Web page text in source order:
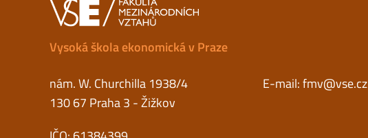
Vysoká škola ekonomická v Praze
nám. W. Churchilla 1938/4
130 67 Praha 3 - Žižkov
E-mail:fmv@vse.cz